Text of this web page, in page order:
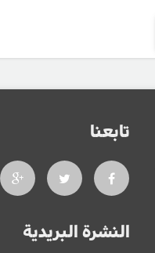
تابعنا
النشرة البريدية